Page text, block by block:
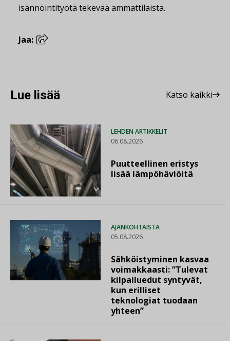
isännöintityötä tekevää ammattilaista.
Jaa:
Lue lisää Katso kaikki
LEHDEN ARTIKKELIT
06.08.2026
Puutteellinen eristys
lisää lämpöhäviöitä
AJANKOHTAISTA
05.08.2026
Sähköistyminen kasvaa
voimakkaasti: ”Tulevat
kilpailuedut syntyvät,
kun erilliset
teknologiat tuodaan
yhteen”